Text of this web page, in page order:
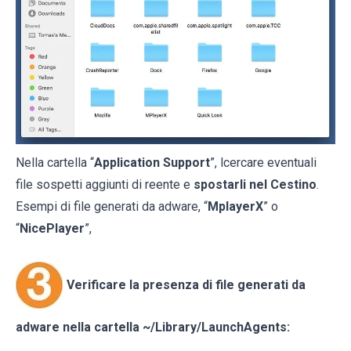
Nella cartella “Application Support”, lcercare eventuali
file sospetti aggiunti di reente e spostarli nel Cestino.
Esempi di file generati da adware, “MplayerX” o
“NicePlayer”,
Verificare la presenza di file generati da
adware nella cartella ~/Library/LaunchAgents: